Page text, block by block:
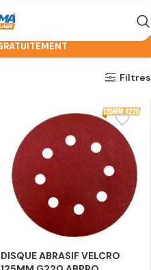
Filtres
DISQUE ABRASIF VELCRO